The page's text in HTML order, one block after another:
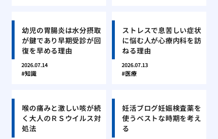
幼児の胃腸炎は水分摂取
が鍵であり早期受診が回
復を早める理由
2026.07.14
知識
ストレスで息苦しい症状
に悩む人が心療内科を訪
ねる理由
2026.07.13
医療
喉の痛みと激しい咳が続
く大人のＲＳウイルス対
処法
妊活ブログ妊娠検査薬を
使うベストな時期を考え
る